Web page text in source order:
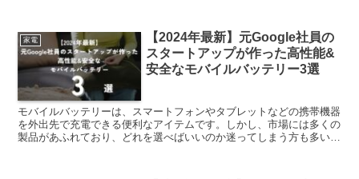
家電
【2024年最新】元Google社員の
スタートアップが作った高性能&
安全なモバイルバッテリー3選
モバイルバッテリーは、スマートフォンやタブレットなどの携帯機器
を外出先で充電できる便利なアイテムです。しかし、市場には多くの
製品があふれており、どれを選べばいいのか迷ってしまう方も多いの